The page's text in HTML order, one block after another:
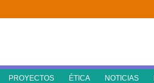
PROYECTOS ÉTICA NOTICIAS